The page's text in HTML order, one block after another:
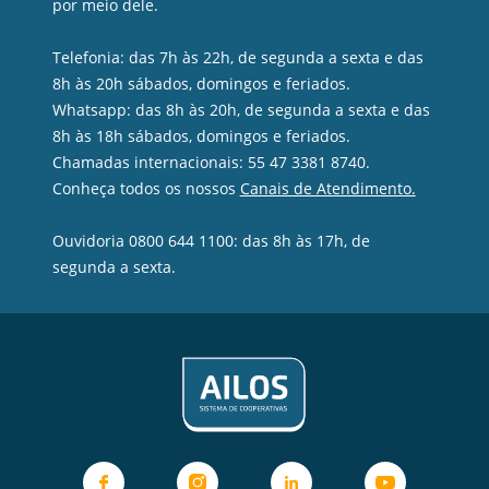
por meio dele.
Telefonia: das 7h às 22h, de segunda a sexta e das
8h às 20h sábados, domingos e feriados.
Whatsapp: das 8h às 20h, de segunda a sexta e das
8h às 18h sábados, domingos e feriados.
Chamadas internacionais: 55 47 3381 8740.
Conheça todos os nossos Canais de Atendimento.
Ouvidoria 0800 644 1100: das 8h às 17h, de
segunda a sexta.